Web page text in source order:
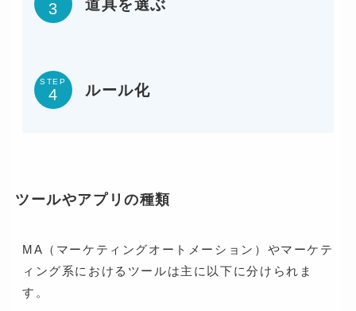
道具を選ぶ
STEP
ルール化
ツールやアプリの種類
MA（マーケティングオートメーション）やマーケテ
ィング系におけるツールは主に以下に分けられま
す。